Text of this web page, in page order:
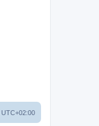
UTC+02:00